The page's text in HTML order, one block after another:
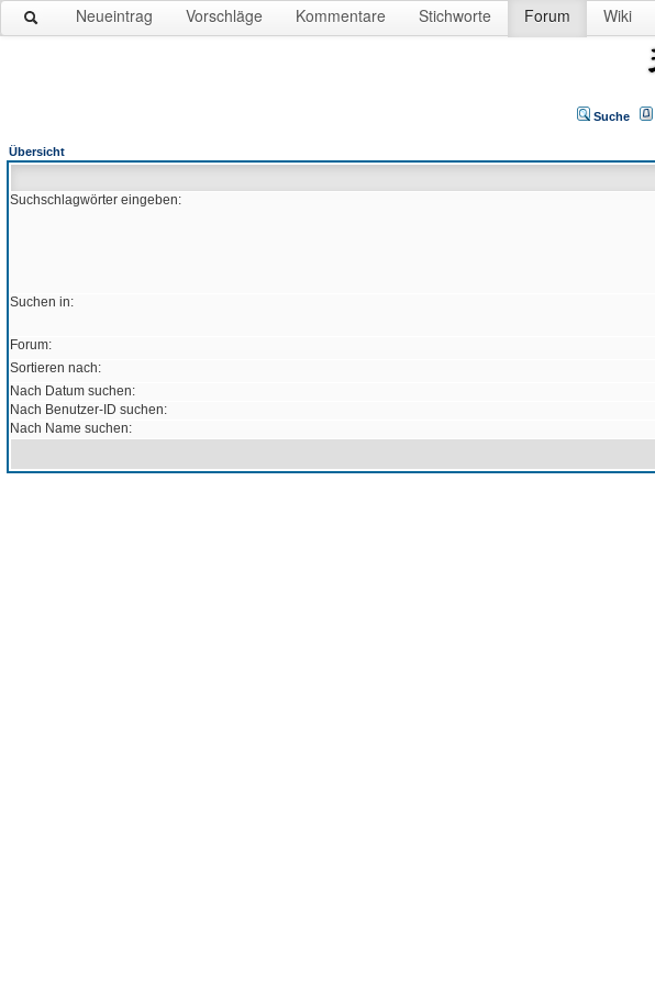
Neueintrag Vorschläge Kommentare Stichworte Forum Wiki
Suche
Übersicht
Suchschlagwörter eingeben:
Suchen in:
Forum:
Sortieren nach:
Nach Datum suchen:
Nach Benutzer-ID suchen:
Nach Name suchen: